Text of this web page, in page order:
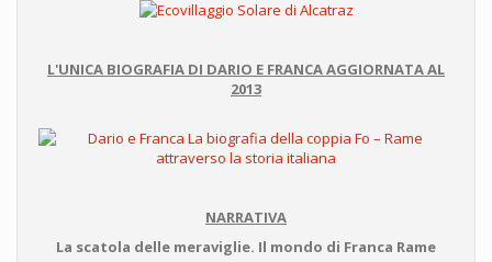
L'UNICA BIOGRAFIA DI DARIO E FRANCA AGGIORNATA AL
2013
NARRATIVA
La scatola delle meraviglie. Il mondo di Franca Rame